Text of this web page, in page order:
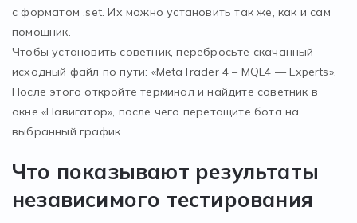
с форматом .set. Их можно установить так же, как и сам
помощник.
Чтобы установить советник, перебросьте скачанный
исходный файл по пути: «MetaTrader 4 – MQL4 — Experts».
После этого откройте терминал и найдите советник в
окне «Навигатор», после чего перетащите бота на
выбранный график.
Что показывают результаты
независимого тестирования